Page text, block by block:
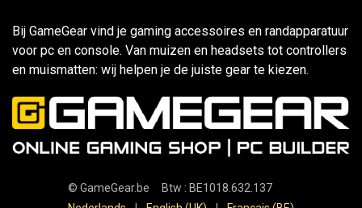
Bij GameGear vind je gaming accessoires en randapparatuur
voor pc en console. Van muizen en headsets tot controllers
en muismatten: wij helpen je de juiste gear te kiezen.
© GameGear.be Btw : BE1018.632.137